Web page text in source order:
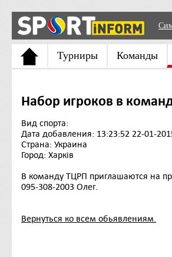
Турниры Команды
Набор игроков в
Вид спорта:
Дата добавления: 13:23:52 22-01-
Страна: Украина
Город: Харків
В команду ТЦРП приглашаются на
095-308-2003 Олег.
Вернуться ко всем обьявлениям.